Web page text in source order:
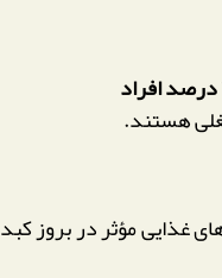
هستند.
غذایی مؤثر در بروز